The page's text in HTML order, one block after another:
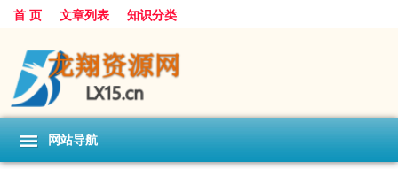
首 页 文章列表 知识分类
网站导航